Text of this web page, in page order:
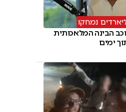
נמחקו
25: כוכב הבינה המלאכותית
ימים